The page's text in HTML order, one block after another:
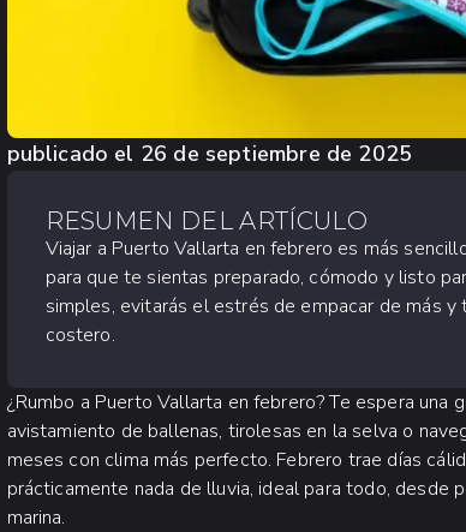
publicado el 26 de septiembre de 2025
RESUMEN DEL ARTÍCULO
Viajar a Puerto Vallarta en febrero es más
para que te sientas preparado, cómodo y listo
simples, evitarás el estrés de empacar de más
costero.
¿Rumbo a Puerto Vallarta en febrero? Te espera una
avistamiento de ballenas, tirolesas en la selva o
meses con clima más perfecto. Febrero trae días
prácticamente nada de lluvia, ideal para todo, desde
marina.